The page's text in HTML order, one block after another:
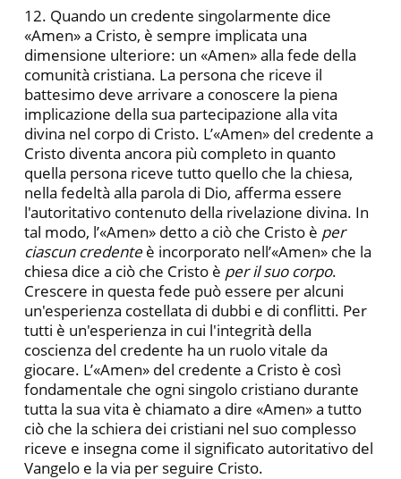
12. Quando un credente singolarmente dice
«Amen» a Cristo, è sempre implicata una
dimensione ulteriore: un «Amen» alla fede della
comunità cristiana. La persona che riceve il
battesimo deve arrivare a conoscere la piena
implicazione della sua partecipazione alla vita
divina nel corpo di Cristo. L’«Amen» del credente a
Cristo diventa ancora più completo in quanto
quella persona riceve tutto quello che la chiesa,
nella fedeltà alla parola di Dio, afferma essere
l'autoritativo contenuto della rivelazione divina. In
tal modo, l’«Amen» detto a ciò che Cristo è per
ciascun credenteè incorporato nell’«Amen» che la
chiesa dice a ciò che Cristo è per il suo corpo.
Crescere in questa fede può essere per alcuni
un'esperienza costellata di dubbi e di conflitti. Per
tutti è un'esperienza in cui l'integrità della
coscienza del credente ha un ruolo vitale da
giocare. L’«Amen» del credente a Cristo è così
fondamentale che ogni singolo cristiano durante
tutta la sua vita è chiamato a dire «Amen» a tutto
ciò che la schiera dei cristiani nel suo complesso
riceve e insegna come il significato autoritativo del
Vangelo e la via per seguire Cristo.